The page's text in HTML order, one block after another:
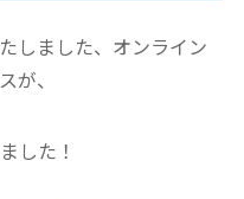
しました、オンライン
が、
した！